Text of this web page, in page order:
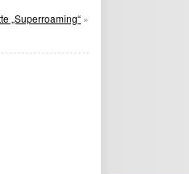
„Superroaming“ »